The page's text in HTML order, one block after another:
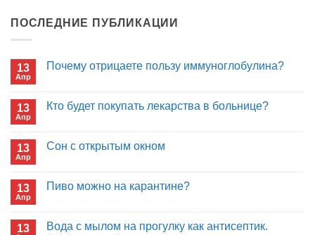
ПОСЛЕДНИЕ ПУБЛИКАЦИИ
13
Апр
Почему отрицаете пользу иммуноглобулина?
записи
Почему
13
Апр
Кто будет покупать лекарства в больнице?
записи
Кто
в
13
Апр
Сон с открытым окном
записи
Сон
13
Апр
Пиво можно на карантине?
записи
Пиво
13
Вода с мылом на прогулку как антисептик.